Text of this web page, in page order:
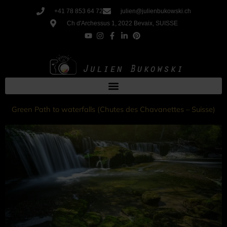
+41 78 853 64 72
julien@julienbukowski.ch
Ch d'Archessus 1, 2022 Bevaix, SUISSE
Green Path to waterfalls (Chutes des Chavanettes – Suisse)